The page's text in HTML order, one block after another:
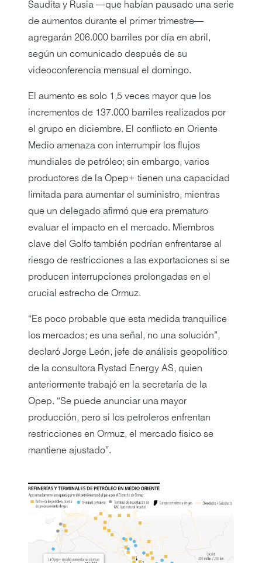
Saudita y Rusia —que habían pausado una serie
de aumentos durante el primer trimestre—
agregarán 206.000 barriles por día en abril,
según un comunicado después de su
videoconferencia mensual el domingo.
El aumento es solo 1,5 veces mayor que los
incrementos de 137.000 barriles realizados por
el grupo en diciembre. El conflicto en Oriente
Medio amenaza con interrumpir los flujos
mundiales de petróleo; sin embargo, varios
productores de la Opep+ tienen una capacidad
limitada para aumentar el suministro, mientras
que un delegado afirmó que era prematuro
evaluar el impacto en el mercado. Miembros
clave del Golfo también podrían enfrentarse al
riesgo de restricciones a las exportaciones si se
producen interrupciones prolongadas en el
crucial estrecho de Ormuz.
“Es poco probable que esta medida tranquilice
los mercados; es una señal, no una solución”,
declaró Jorge León, jefe de análisis geopolítico
de la consultora Rystad Energy AS, quien
anteriormente trabajó en la secretaría de la
Opep. “Se puede anunciar una mayor
producción, pero si los petroleros enfrentan
restricciones en Ormuz, el mercado físico se
mantiene ajustado”.